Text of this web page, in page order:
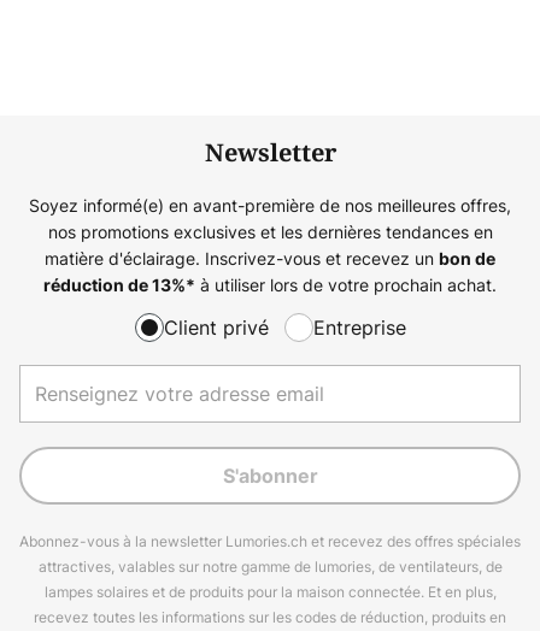
Newsletter
Soyez informé(e) en avant-première de nos meilleures offres,
nos promotions exclusives et les dernières tendances en
matière d'éclairage. Inscrivez-vous et recevez un bon de
réduction de13%* à utiliser lors de votre prochain achat.
Client privé Entreprise
S'abonner
Abonnez-vous à la newsletter Lumories.ch et recevez des offres spéciales
attractives, valables sur notre gamme de lumories, de ventilateurs, de
lampes solaires et de produits pour la maison connectée. Et en plus,
recevez toutes les informations sur les codes de réduction, produits en